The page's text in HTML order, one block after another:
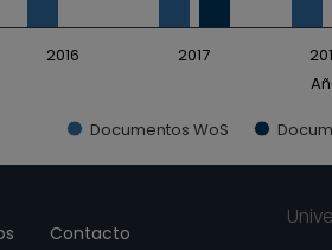
Documentos WoS
2016 2017
Contacto